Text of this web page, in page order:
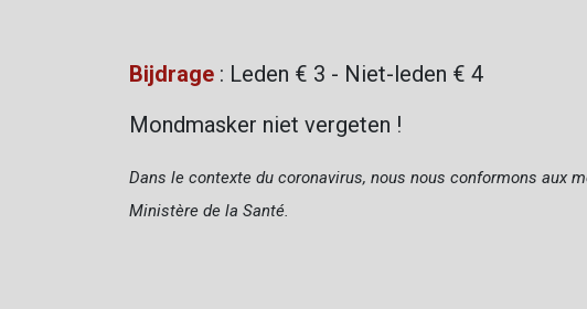
Bijdrage : Leden € 3 - Niet-leden € 4
Mondmasker niet vergeten !
Dans le contexte du coronavirus, nous nous conformons aux
Ministère de la Santé.